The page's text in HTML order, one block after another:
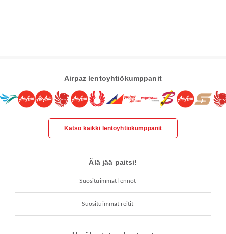
Airpaz lentoyhtiökumppanit
Katso kaikki lentoyhtiökumppanit
Älä jää paitsi!
Suosituimmat lennot
Suosituimmat reitit